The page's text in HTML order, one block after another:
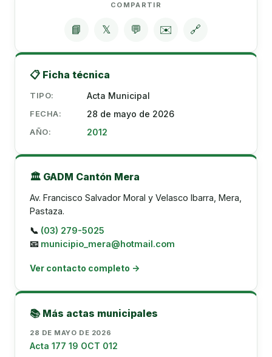
COMPARTIR
📘 𝕏 💬 ✉️ 🔗
📋 Ficha técnica
TIPO: Acta Municipal
FECHA: 28 de mayo de 2026
AÑO: 2012
🏛️ GADM Cantón Mera
Av. Francisco Salvador Moral y Velasco Ibarra, Mera,
Pastaza.
📞 (03) 279-5025
📧 municipio_mera@hotmail.com
Ver contacto completo →
📚 Más actas municipales
28 DE MAYO DE 2026
Acta 177 19 OCT 012